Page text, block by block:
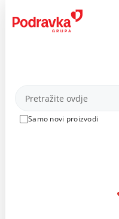
content
Proizvodi
Samo novi proizvodi